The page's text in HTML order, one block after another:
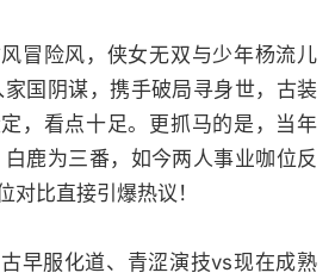
冒险风，侠女无双与少年杨流儿
国阴谋，携手破局寻身世，古装
，看点十足。更抓马的是，当年
鹿为三番，如今两人事业咖位反
对比直接引爆热议！
早服化道、青涩演技vs现在成熟